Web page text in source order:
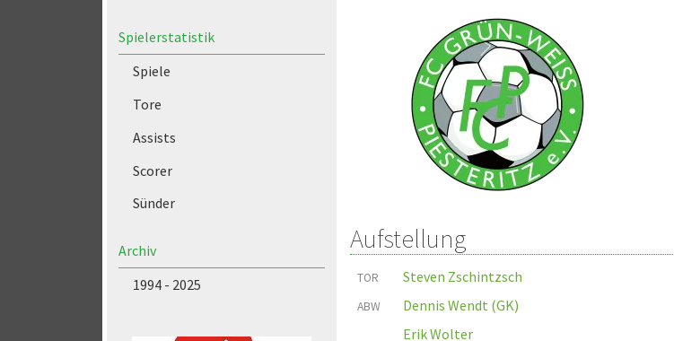
Spielerstatistik
Spiele
Tore
Assists
Scorer
Sünder
Archiv
1994 - 2025
Aufstellung
TOR Steven Zschintzsch
ABW
Dennis Wendt (GK)
Erik Wolter